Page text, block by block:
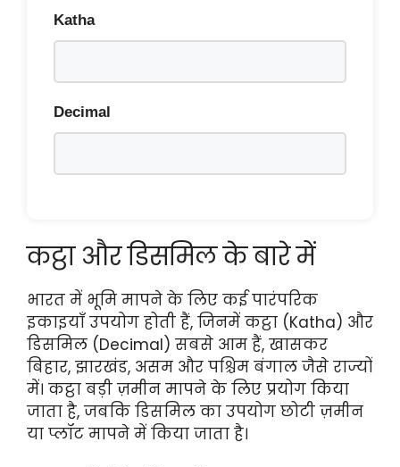
Katha
Decimal
कट्ठा और डिसमिल के बारे में
भारत में भूमि मापने के लिए कई पारंपरिक
इकाइयाँ उपयोग होती हैं, जिनमें कट्ठा (Katha) और
डिसमिल (Decimal) सबसे आम हैं, खासकर
बिहार, झारखंड, असम और पश्चिम बंगाल जैसे राज्यों
में। कट्ठा बड़ी ज़मीन मापने के लिए प्रयोग किया
जाता है, जबकि डिसमिल का उपयोग छोटी ज़मीन
या प्लॉट मापने में किया जाता है।